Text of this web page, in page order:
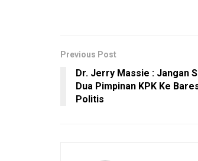
Previous Post
Dr. Jerry Massie : Jangan
Dua Pimpinan KPK Ke
Politis